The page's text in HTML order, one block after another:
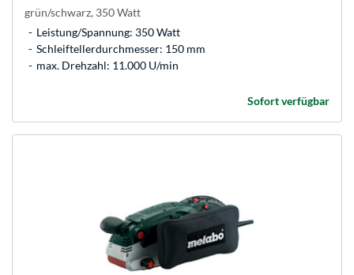
grün/schwarz, 350 Watt
Leistung/Spannung: 350 Watt
Schleiftellerdurchmesser: 150 mm
max. Drehzahl: 11.000 U/min
Sofort verfügbar